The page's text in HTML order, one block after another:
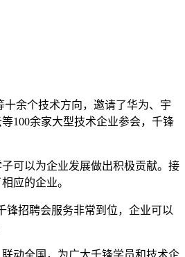
余个技术方向，邀请了华为、宇
100余家大型技术企业参会，千锋
可以为企业发展做出积极贡献。接
应的企业。
招聘会服务非常到位，企业可以
动全国，为广大千锋学员和技术企